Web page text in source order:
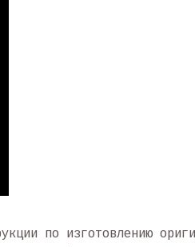
по изготовлению